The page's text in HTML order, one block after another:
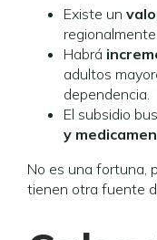
Existe un
Habrá
adultos
dependencia.
El subsidio
y
No es una fortuna,
tienen otra fuente